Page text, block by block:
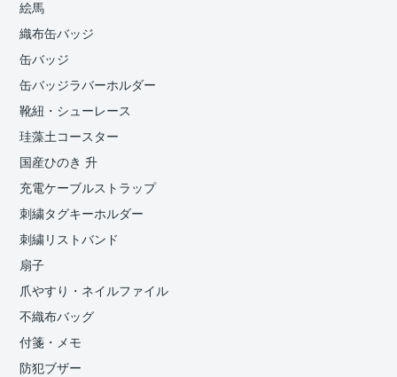
絵馬
織布缶バッジ
缶バッジ
缶バッジラバーホルダー
靴紐・シューレース
珪藻土コースター
国産ひのき 升
充電ケーブルストラップ
刺繍タグキーホルダー
刺繍リストバンド
扇子
爪やすり・ネイルファイル
不織布バッグ
付箋・メモ
防犯ブザー